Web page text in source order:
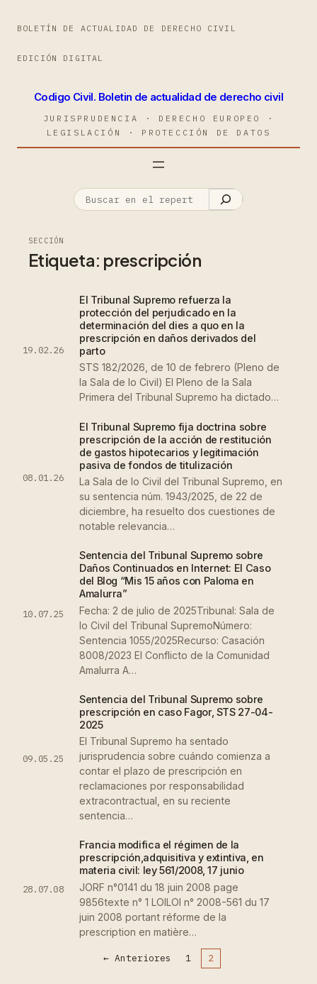
BOLETÍN DE ACTUALIDAD DE DERECHO CIVIL
EDICIÓN DIGITAL
Codigo Civil. Boletin de actualidad de derecho civil
JURISPRUDENCIA · DERECHO EUROPEO ·
LEGISLACIÓN · PROTECCIÓN DE DATOS
SECCIÓN
Etiqueta: prescripción
19.02.26
El Tribunal Supremo refuerza la
protección del perjudicado en la
determinación del dies a quo en la
prescripción en daños derivados del
parto
STS 182/2026, de 10 de febrero (Pleno de
la Sala de lo Civil) El Pleno de la Sala
Primera del Tribunal Supremo ha dictado…
08.01.26
El Tribunal Supremo fija doctrina sobre
prescripción de la acción de restitución
de gastos hipotecarios y legitimación
pasiva de fondos de titulización
La Sala de lo Civil del Tribunal Supremo, en
su sentencia núm. 1943/2025, de 22 de
diciembre, ha resuelto dos cuestiones de
notable relevancia…
10.07.25
Sentencia del Tribunal Supremo sobre
Daños Continuados en Internet: El Caso
del Blog “Mis 15 años con Paloma en
Amalurra”
Fecha: 2 de julio de 2025Tribunal: Sala de
lo Civil del Tribunal SupremoNúmero:
Sentencia 1055/2025Recurso: Casación
8008/2023 El Conflicto de la Comunidad
Amalurra A…
09.05.25
Sentencia del Tribunal Supremo sobre
prescripción en caso Fagor, STS 27-04-
2025
El Tribunal Supremo ha sentado
jurisprudencia sobre cuándo comienza a
contar el plazo de prescripción en
reclamaciones por responsabilidad
extracontractual, en su reciente
sentencia…
28.07.08
Francia modifica el régimen de la
prescripción,adquisitiva y extintiva, en
materia civil: ley 561/2008, 17 junio
JORF n°0141 du 18 juin 2008 page
9856texte n° 1 LOILOI n° 2008-561 du 17
juin 2008 portant réforme de la
prescription en matière…
← Anteriores 1 2